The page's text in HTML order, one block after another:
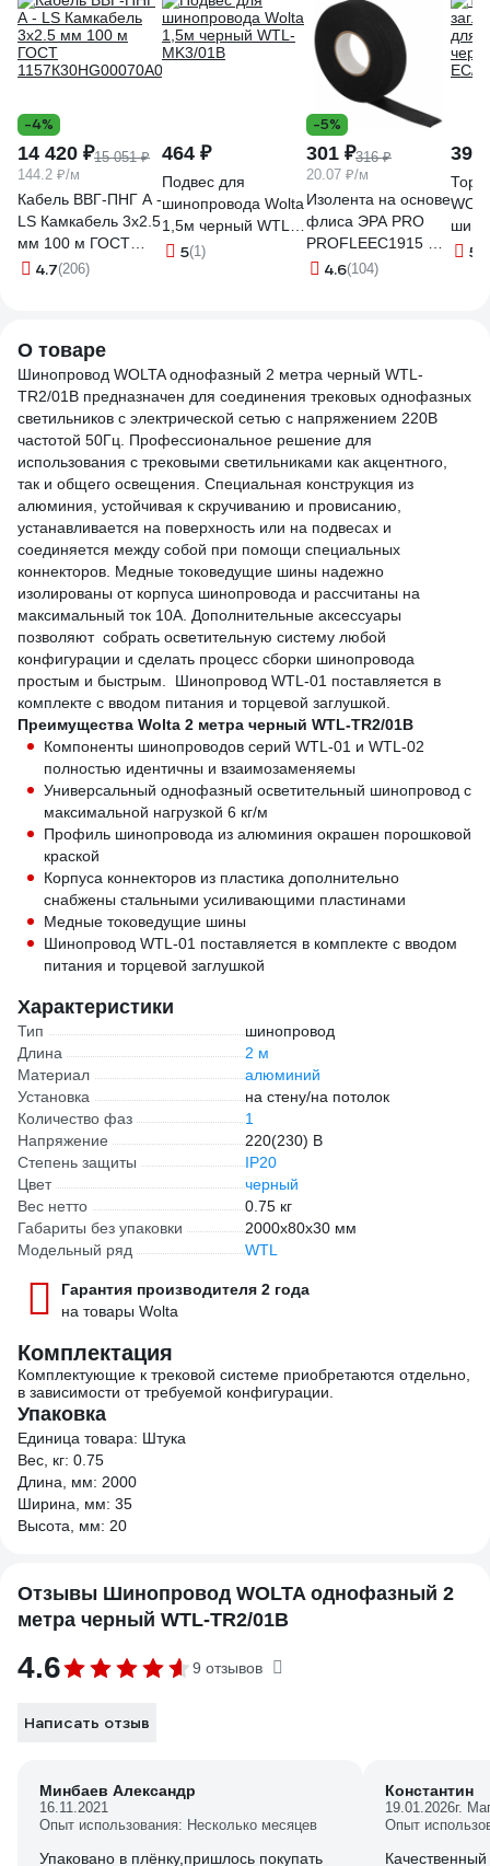
-4%
14 420 ₽15 051 ₽
144.2 ₽/м
Кабель ВВГ-ПНГ А -
LS Камкабель 3x2.5
мм 100 м ГОСТ
1157К30HG00070А0100М
4.7(206)
464 ₽
Подвес для
шинопровода Wolta
1,5м черный WTL-
MK3/01B
5(1)
-5%
301 ₽316 ₽
20.07 ₽/м
Изолента на основе
флиса ЭРА PRO
PROFLEEC1915 19
мм, 15 м, 0,3 мм,
4.6(104)
39
5
О товаре
Шинопровод WOLTA однофазный 2 метра черный WTL-
TR2/01B предназначен для соединения трековых однофазных
светильников с электрической сетью с напряжением 220В
частотой 50Гц. Профессиональное решение для
использования с трековыми светильниками как акцентного,
так и общего освещения. Специальная конструкция из
алюминия, устойчивая к скручиванию и провисанию,
устанавливается на поверхность или на подвесах и
соединяется между собой при помощи специальных
коннекторов. Медные токоведущие шины надежно
изолированы от корпуса шинопровода и рассчитаны на
максимальный ток 10А. Дополнительные аксессуары
позволяют собрать осветительную систему любой
конфигурации и сделать процесс сборки шинопровода
простым и быстрым. Шинопровод WTL-01 поставляется в
комплекте с вводом питания и торцевой заглушкой.
Преимущества Wolta 2 метра черный WTL-TR2/01B
Компоненты шинопроводов серий WTL-01 и WTL-02
полностью идентичны и взаимозаменяемы
Универсальный однофазный осветительный шинопровод с
максимальной нагрузкой 6 кг/м
Профиль шинопровода из алюминия окрашен порошковой
краской
Корпуса коннекторов из пластика дополнительно
снабжены стальными усиливающими пластинами
Медные токоведущие шины
Шинопровод WTL-01 поставляется в комплекте с вводом
питания и торцевой заглушкой
Характеристики
Тип
шинопровод
Длина
2 м
Материал
алюминий
Установка
на стену/на потолок
Количество фаз
1
Напряжение
220(230) В
Степень защиты
IP20
Цвет
черный
Вес нетто
0.75 кг
Габариты без упаковки
2000x80x30 мм
Модельный ряд
WTL
Гарантия производителя 2 года
на товары Wolta
Комплектация
Комплектующие к трековой системе приобретаются отдельно,
в зависимости от требуемой конфигурации.
Упаковка
Единица товара: Штука
Вес, кг: 0.75
Длина, мм: 2000
Ширина, мм: 35
Высота, мм: 20
Отзывы Шинопровод WOLTA однофазный 2
метра черный WTL-TR2/01B
4.6 9 отзывов
Написать отзыв
Минбаев Александр
16.11.2021
Опыт использования: Несколько месяцев
Упаковано в плёнку,пришлось покупать
Константин
19.01.2026г.
Опыт
Качественный